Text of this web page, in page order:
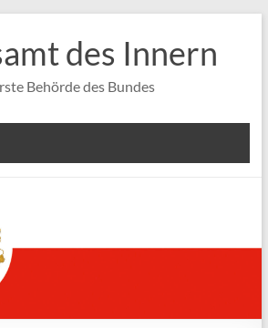
des Innern
Behörde des Bundes